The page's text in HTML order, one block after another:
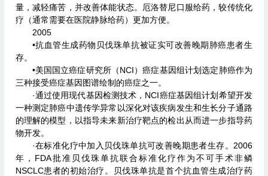
量，减轻痛苦，并改善体能状态。厄洛替尼口服给药，较传统化
疗（通常需要在医院静脉给药）更加方便。
2005
•抗血管生成药物贝伐珠单抗被证实可改善晚期肺癌患者生
存。
•美国国立癌症研究所（NCI）癌症基因组计划选定肺癌作为
三种接受癌症基因图谱绘制的癌症之一。
·通过使用现代基因检测技术，NCI癌症基因组计划希望开发
一种测定肺癌中遗传学异常以深化对该疾病发生和生长分子通路
的理解的模型，以指导未来新治疗靶点的检出从而进一步指导药
物开发。
·在标准化疗中加入贝伐珠单抗可改善晚期患者生存。2006
年，FDA批准贝伐珠单抗联合标准化疗作为不可手术非鳞
NSCLC患者的初始治疗。贝伐珠单抗是首个抗血管生成治疗药